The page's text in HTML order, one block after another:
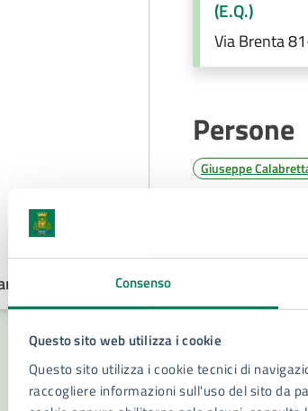
Consenso
Questo sito web utilizza i cookie
Questo sito utilizza i cookie tecnici di
raccogliere informazioni sull'uso del sito da
(E.Q.)
Via Brenta
Persone
Giuseppe
15/05/2026, 13:29